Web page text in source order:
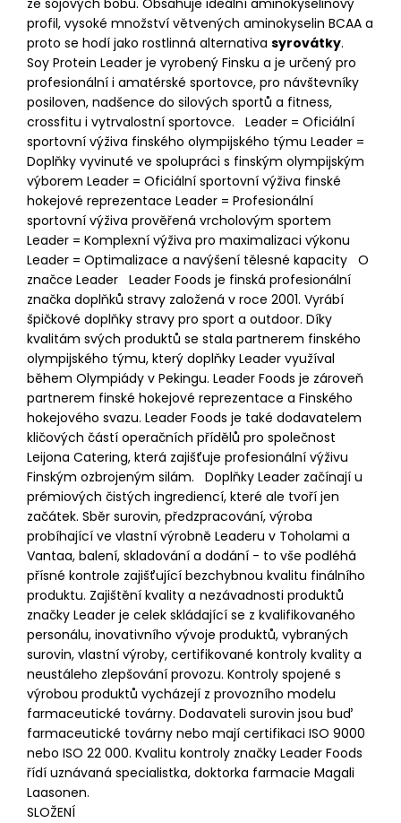
ze sójových bobů. Obsahuje ideální aminokyselinový
profil, vysoké množství větvených aminokyselin BCAA a
proto se hodí jako rostlinná alternativa syrovátky.
Soy Protein Leader je vyrobený Finsku a je určený pro
profesionální i amatérské sportovce, pro návštevníky
posiloven, nadšence do silových sportů a fitness,
crossfitu i vytrvalostní sportovce. Leader = Oficiální
sportovní výživa finského olympijského týmu Leader =
Doplňky vyvinuté ve spolupráci s finským olympijským
výborem Leader = Oficiální sportovní výživa finské
hokejové reprezentace Leader = Profesionální
sportovní výživa prověřená vrcholovým sportem
Leader = Komplexní výživa pro maximalizaci výkonu
Leader = Optimalizace a navýšení tělesné kapacity O
značce Leader Leader Foods je finská profesionální
značka doplňků stravy založená v roce 2001. Vyrábí
špičkové doplňky stravy pro sport a outdoor. Díky
kvalitám svých produktů se stala partnerem finského
olympijského týmu, který doplňky Leader využíval
během Olympiády v Pekingu. Leader Foods je zároveň
partnerem finské hokejové reprezentace a Finského
hokejového svazu. Leader Foods je také dodavatelem
kličových částí operačních přídělů pro společnost
Leijona Catering, která zajišťuje profesionální výživu
Finským ozbrojeným silám. Doplňky Leader začínají u
prémiových čistých ingrediencí, které ale tvoří jen
začátek. Sběr surovin, předzpracování, výroba
probíhající ve vlastní výrobně Leaderu v Toholami a
Vantaa, balení, skladování a dodání - to vše podléhá
přísné kontrole zajišťující bezchybnou kvalitu finálního
produktu. Zajištění kvality a nezávadnosti produktů
značky Leader je celek skládající se z kvalifikovaného
personálu, inovativního vývoje produktů, vybraných
surovin, vlastní výroby, certifikované kontroly kvality a
neustáleho zlepšování provozu. Kontroly spojené s
výrobou produktů vycházejí z provozního modelu
farmaceutické továrny. Dodavateli surovin jsou buď
farmaceutické továrny nebo mají certifikaci ISO 9000
nebo ISO 22 000. Kvalitu kontroly značky Leader Foods
řídí uznávaná specialistka, doktorka farmacie Magali
Laasonen.
SLOŽENÍ